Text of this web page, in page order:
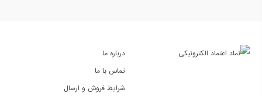
درباره ما
تماس با ما
شرایط فروش و ارسال